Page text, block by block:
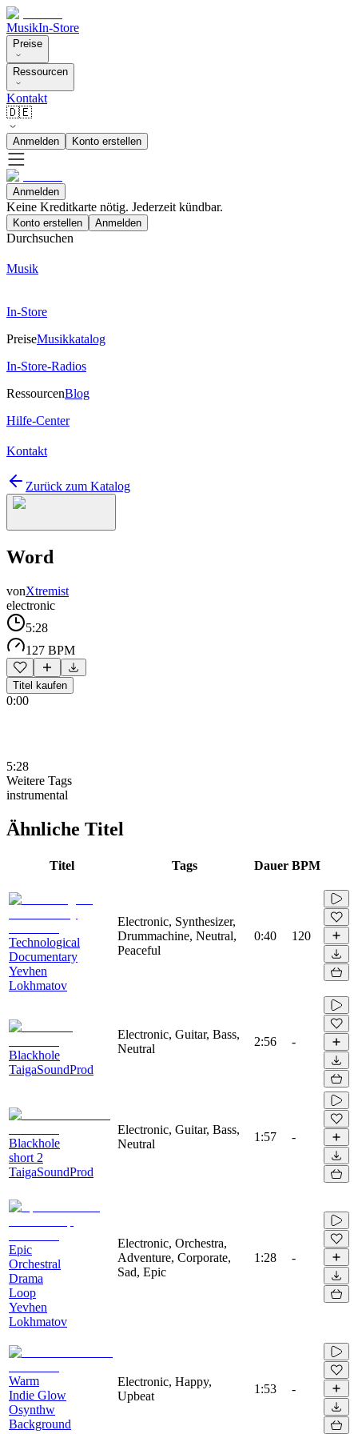
MusikIn-Store
Preise
Ressourcen
Kontakt
🇩🇪
Anmelden Konto erstellen
Anmelden
Keine Kreditkarte nötig. Jederzeit kündbar.
Konto erstellen Anmelden
Durchsuchen
Musik
In-Store
PreiseMusikkatalog
In-Store-Radios
RessourcenBlog
Hilfe-Center
Kontakt
Zurück zum Katalog
Word
vonXtremist
electronic
5:28
127 BPM
Titel kaufen
0:00
5:28
Weitere Tags
instrumental
Ähnliche Titel
Titel Tags Dauer BPM
Technological
Documentary
Yevhen
Lokhmatov
Electronic, Synthesizer,
Drummachine, Neutral,
Peaceful
0:40 120
Blackhole
TaigaSoundProd
Electronic, Guitar, Bass,
Neutral
2:56 -
Blackhole
short 2
TaigaSoundProd
Electronic, Guitar, Bass,
Neutral
1:57 -
Epic
Orchestral
Drama
Loop
Yevhen
Lokhmatov
Electronic, Orchestra,
Adventure, Corporate,
Sad, Epic
1:28 -
Warm
Indie Glow
Osynthw
Background
Electronic, Happy,
Upbeat
1:53 -